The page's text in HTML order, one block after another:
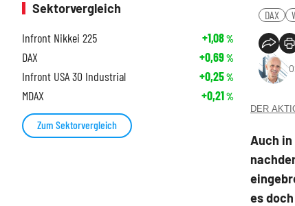
DAX
DER
Auch in
es
Sektorvergleich
Infront Nikkei 225
+1,08%
DAX +0,69%
Infront USA 30 Industrial +0,25%
MDAX +0,21%
Zum Sektorvergleich